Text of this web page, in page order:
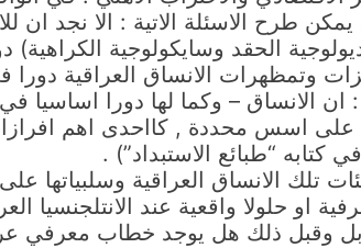
طرح الاسئلة الاتية : الا نجد ان
الحقد وسايكولوجية
وتمظهرات الانساق العراقية دورا
– وكما لها دورا اساسيا في
على اسس محددة , كااحدى اهم
كتابه “طبائع الاستبداد”) .
تلك الانساق العراقية وسلبياتها
حلولا واقعية عند الانتلجنسيا
وقبل ذلك هل يوجد خطاب معرفي